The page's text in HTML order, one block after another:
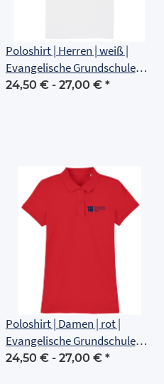
Poloshirt | Herren | weiß |
Evangelische Grundschule
Erfurt
24,50 € - 27,00 € *
Poloshirt | Damen | rot |
Evangelische Grundschule
Erfurt
24,50 € - 27,00 € *